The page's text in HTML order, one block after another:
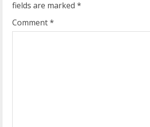
R
e
fields are marked *
Comment*